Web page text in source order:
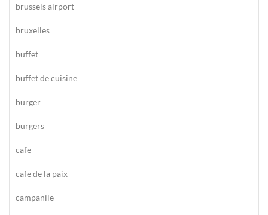
brussels airport
bruxelles
buffet
buffet de cuisine
burger
burgers
cafe
cafe de la paix
campanile